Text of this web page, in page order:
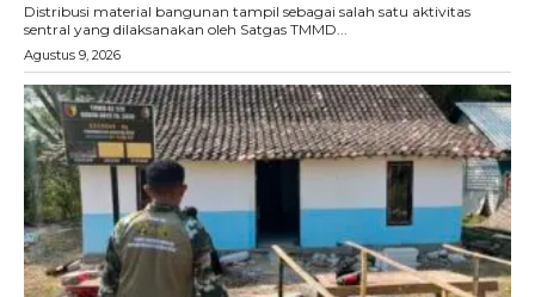
Distribusi material bangunan tampil sebagai salah satu aktivitas
sentral yang dilaksanakan oleh Satgas TMMD...
Agustus 9, 2026